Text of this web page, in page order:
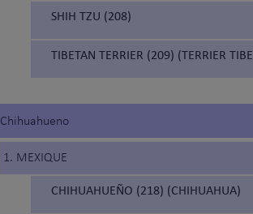
SHIH TZU (208)
TIBETAN TERRIER (209) (TERRIER
Chihuahueno
1. MEXIQUE
CHIHUAHUEÑO (218) (CHIHUAHUA)